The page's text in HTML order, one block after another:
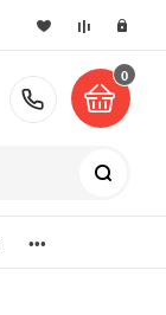
+7 (495)
0
...